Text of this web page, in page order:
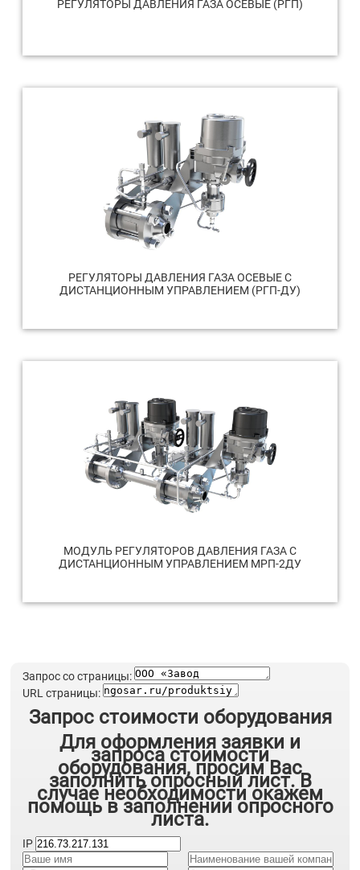
РЕГУЛЯТОРЫ ДАВЛЕНИЯ ГАЗА ОСЕВЫЕ (РГП)
РЕГУЛЯТОРЫ ДАВЛЕНИЯ ГАЗА ОСЕВЫЕ С
ДИСТАНЦИОННЫМ УПРАВЛЕНИЕМ (РГП-ДУ)
МОДУЛЬ РЕГУЛЯТОРОВ ДАВЛЕНИЯ ГАЗА С
ДИСТАНЦИОННЫМ УПРАВЛЕНИЕМ МРП-2ДУ
Запрос со страницы:
URL страницы:
Запрос стоимости оборудования
Для оформления заявки и
запроса стоимости
оборудования, просим Вас
заполнить опросный лист. В
случае необходимости окажем
помощь в заполнении опросного
листа.
IP